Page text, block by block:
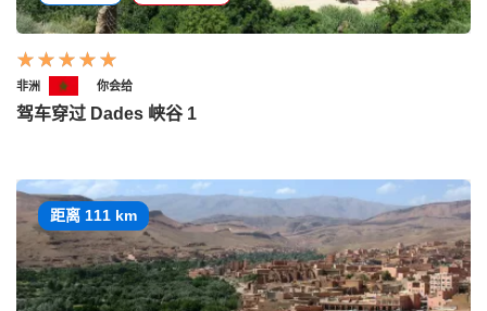
非洲 你会给
驾车穿过 Dades 峡谷 1
距离 111 km